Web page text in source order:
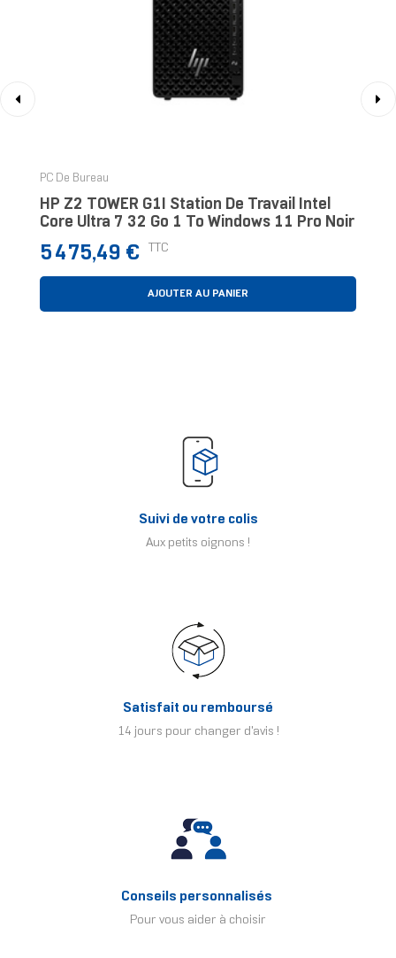
PC De Bureau
HP Z2 TOWER G1I Station De Travail Intel
Core Ultra 7 32 Go 1 To Windows 11 Pro Noir
Prix
5 475,49 € TTC
AJOUTER AU PANIER
Suivi de votre colis
Aux petits oignons !
Satisfait ou remboursé
14 jours pour changer d'avis !
Conseils personnalisés
Pour vous aider à choisir